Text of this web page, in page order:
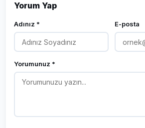
Yorum Yap
Adınız * E-posta
Yorumunuz *